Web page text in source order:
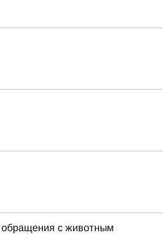
обращения с животным